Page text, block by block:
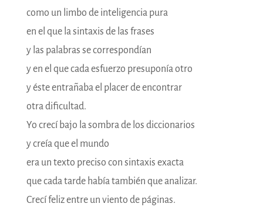
como un limbo de inteligencia pura
en el que la sintaxis de las frases
y las palabras se correspondían
y en el que cada esfuerzo presuponía otro
y éste entrañaba el placer de encontrar
otra dificultad.
Yo crecí bajo la sombra de los diccionarios
y creía que el mundo
era un texto preciso con sintaxis exacta
que cada tarde había también que analizar.
Crecí feliz entre un viento de páginas.